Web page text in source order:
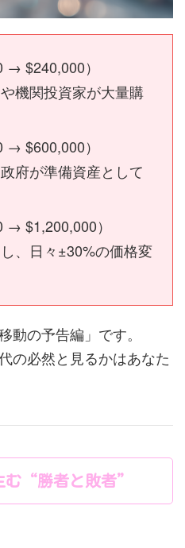
→ $240,000）
機関投資家が大量購
→ $600,000）
府が準備資産として
→ $1,200,000）
、日々±30%の価格変
動の予告編」です。
の必然と見るかはあなた
む“勝者と敗者”